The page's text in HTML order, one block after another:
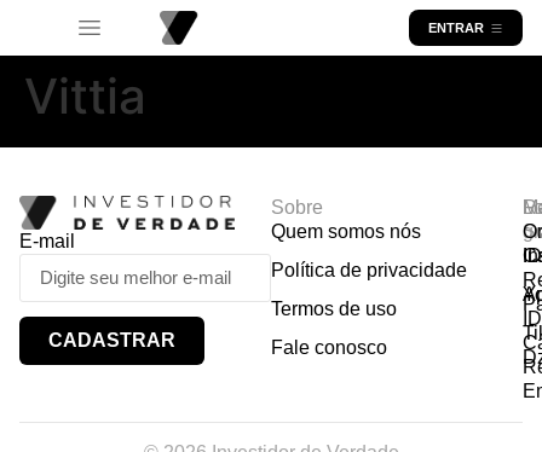
ENTRAR
Vittia
E-mail
CADASTRAR
Sobre
Quem somos nós
Política de privacidade
Termos de uso
Fale conosco